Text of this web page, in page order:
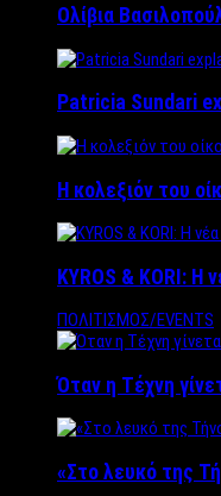
Ολίβια
Patricia Sundari
Η κολεξιόν του
KYROS & KORI: Η
ΠΟΛΙΤΙΣΜΟΣ/EVENTS
Όταν η Τέχνη
«Στο λευκό της